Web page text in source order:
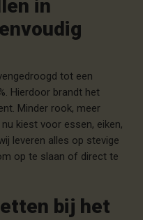
in
tot een
Hierdoor brandt het
Minder rook, meer
kiest voor essen, eiken,
leveren alles op stevige
op te slaan of direct te
bij het